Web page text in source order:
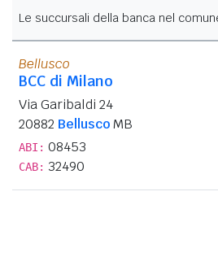
Le succursali della banca nel
Bellusco
BCC di Milano
Via Garibaldi 24
20882 BelluscoMB
ABI: 08453
CAB: 32490